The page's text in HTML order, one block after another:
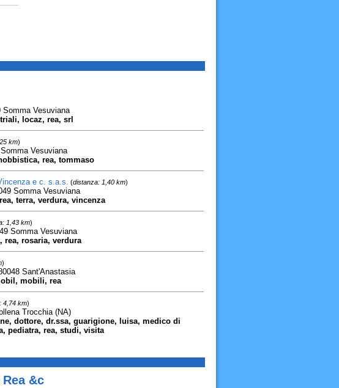
Somma Vesuviana
locaz, rea, srl
km)
Vesuviana
rea, tommaso
e c. s.a.s. (distanza: 1,40 km)
Somma Vesuviana
terra, verdura, vincenza
1,43 km)
Somma Vesuviana
rea, rosaria, verdura
)
Sant'Anastasia
mobili, rea
4,74 km)
Trocchia (NA)
dottore, dr.ssa, guarigione, luisa, medico di
pediatra, rea, studi, visita
&c